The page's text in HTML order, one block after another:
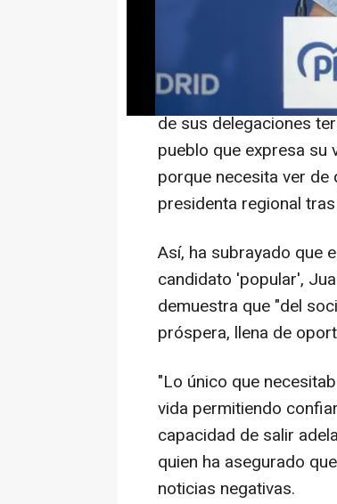
"elección tras
"Todos sabemos que
de sus delegaciones
pueblo que expresa su
porque necesita ver de
presidenta regional
Así, ha subrayado que
candidato 'popular',
demuestra que "del
próspera, llena de
"Lo único que
vida permitiendo
capacidad de salir
quien ha asegurado
noticias negativas.